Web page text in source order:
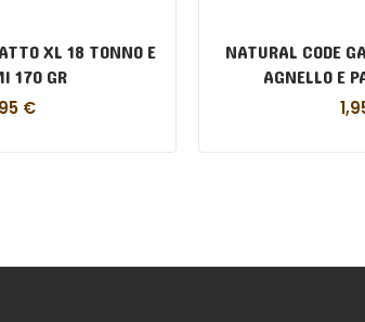
XL 18 TONNO E
170 GR
€
NATURAL CODE
AGNELLO E